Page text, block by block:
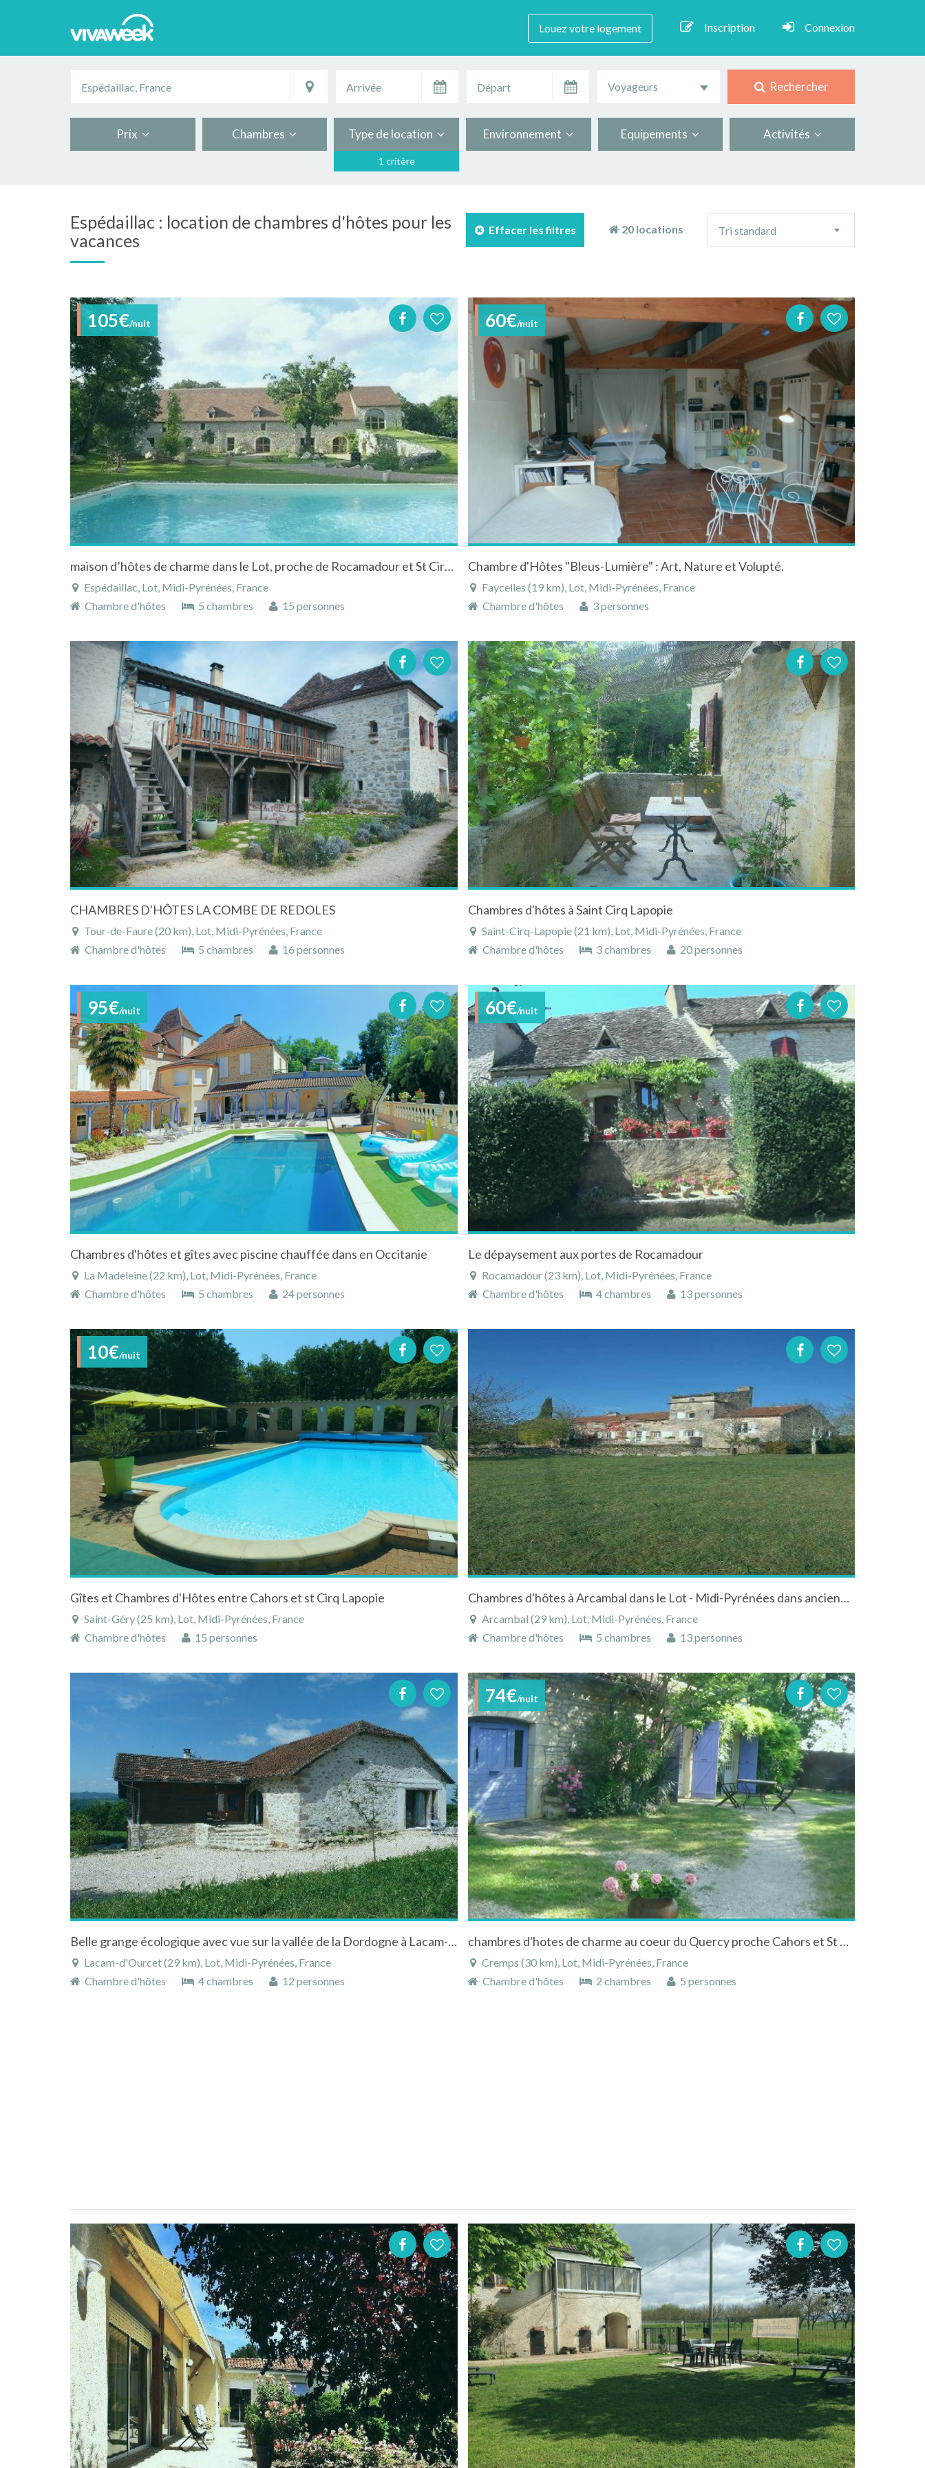
Louez votre logement Inscription Connexion
Voyageurs Rechercher
Prix Chambres Type de location
1 critère
Environnement Equipements Activités
Espédaillac : location de chambres d'hôtes pour les
vacances
Effacer les filtres 20 locations
tri
Tri standard
105€/nuit
maison d’hôtes de charme dans le Lot, proche de Rocamadour et St Cirq Lapopie
Espédaillac, Lot, Midi-Pyrénées, France
Chambre d'hôtes
5 chambres 15 personnes
60€/nuit
Chambre d'Hôtes "Bleus-Lumière" : Art, Nature et Volupté.
Faycelles (19 km), Lot, Midi-Pyrénées, France
Chambre d'hôtes
3 personnes
CHAMBRES D'HÔTES LA COMBE DE REDOLES
Tour-de-Faure (20 km), Lot, Midi-Pyrénées, France
Chambre d'hôtes
5 chambres 16 personnes
Chambres d'hôtes à Saint Cirq Lapopie
Saint-Cirq-Lapopie (21 km), Lot, Midi-Pyrénées, France
Chambre d'hôtes
3 chambres 20 personnes
95€/nuit
Chambres d'hôtes et gîtes avec piscine chauffée dans en Occitanie
La Madeleine (22 km), Lot, Midi-Pyrénées, France
Chambre d'hôtes
5 chambres 24 personnes
60€/nuit
Le dépaysement aux portes de Rocamadour
Rocamadour (23 km), Lot, Midi-Pyrénées, France
Chambre d'hôtes
4 chambres 13 personnes
10€/nuit
Gîtes et Chambres d'Hôtes entre Cahors et st Cirq Lapopie
Saint-Géry (25 km), Lot, Midi-Pyrénées, France
Chambre d'hôtes
15 personnes
Chambres d'hôtes à Arcambal dans le Lot - Midi-Pyrénées dans ancienne ferme
Arcambal (29 km), Lot, Midi-Pyrénées, France
Chambre d'hôtes
5 chambres 13 personnes
Belle grange écologique avec vue sur la vallée de la Dordogne à Lacam-d'Ourcet
Lacam-d'Ourcet (29 km), Lot, Midi-Pyrénées, France
Chambre d'hôtes
4 chambres 12 personnes
74€/nuit
chambres d'hotes de charme au coeur du Quercy proche Cahors et St Cirq Lapopie
Cremps (30 km), Lot, Midi-Pyrénées, France
Chambre d'hôtes
2 chambres 5 personnes